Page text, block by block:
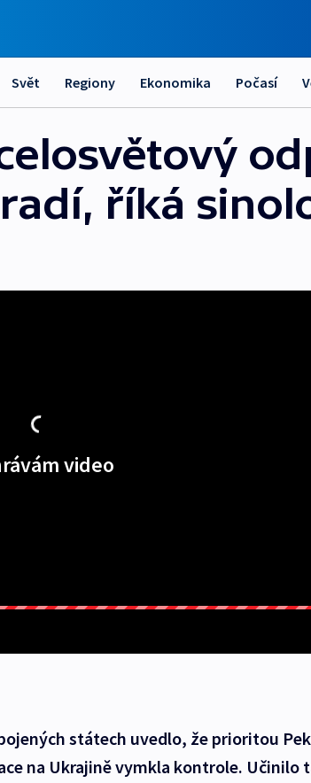
Svět Regiony Ekonomika Počasí
říká
video
státech uvedlo, že prioritou
na Ukrajině vymkla kontrole. Učinilo